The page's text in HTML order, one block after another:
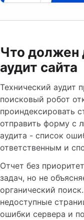
Что должен
аудит сайта
Технический аудит
поисковый робот
проиндексировать
отправить форму с
аудита - список
ответственным и
Отчет без
задач, но не
органический
недоступные
ошибки сервера и